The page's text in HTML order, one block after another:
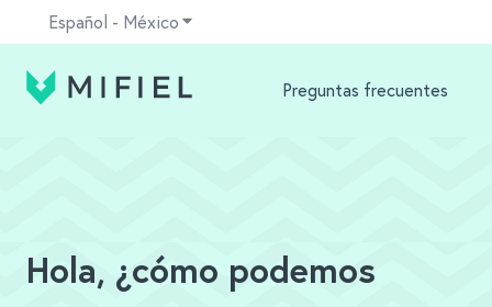
Español - México Traducciones de Mostrar submenú para
Preguntas frecuentes
Hola, ¿cómo podemos